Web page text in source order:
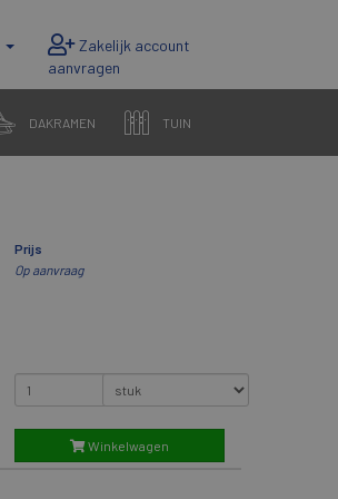
DAKRAMEN TUIN
Prijs
Op aanvraag
Winkelwagen